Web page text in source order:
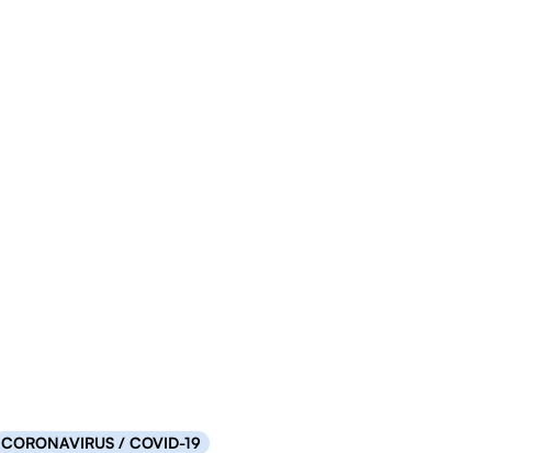
CORONAVIRUS / COVID-19